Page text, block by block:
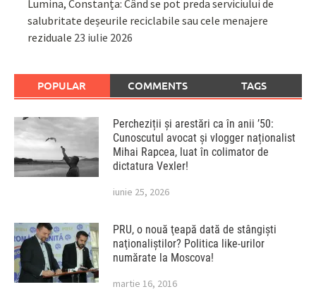
Lumina, Constanța: Când se pot preda serviciului de
salubritate deșeurile reciclabile sau cele menajere
reziduale 23 iulie 2026
POPULAR COMMENTS TAGS
Percheziții și arestări ca în anii ’50:
Cunoscutul avocat și vlogger naționalist
Mihai Rapcea, luat în colimator de
dictatura Vexler!
iunie 25, 2026
PRU, o nouă ţeapă dată de stângişti
naţionaliştilor? Politica like-urilor
numărate la Moscova!
martie 16, 2016